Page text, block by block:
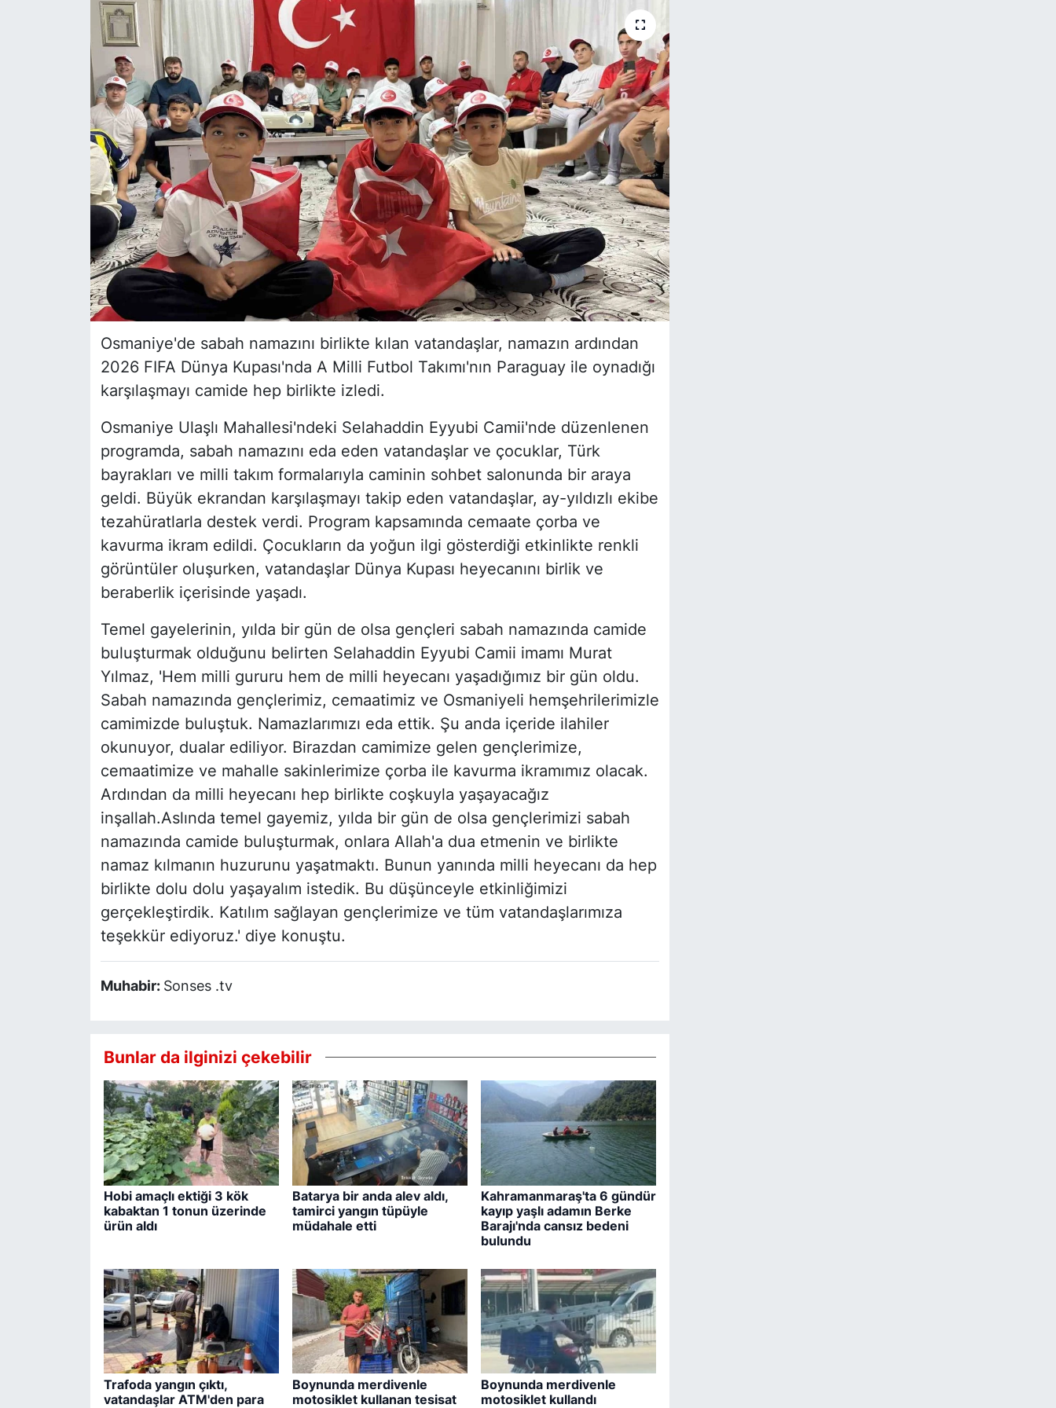
Osmaniye'de sabah namazını birlikte kılan vatandaşlar, namazın ardından
2026 FIFA Dünya Kupası'nda A Milli Futbol Takımı'nın Paraguay ile oynadığı
karşılaşmayı camide hep birlikte izledi.
Osmaniye Ulaşlı Mahallesi'ndeki Selahaddin Eyyubi Camii'nde düzenlenen
programda, sabah namazını eda eden vatandaşlar ve çocuklar, Türk
bayrakları ve milli takım formalarıyla caminin sohbet salonunda bir araya
geldi. Büyük ekrandan karşılaşmayı takip eden vatandaşlar, ay-yıldızlı ekibe
tezahüratlarla destek verdi. Program kapsamında cemaate çorba ve
kavurma ikram edildi. Çocukların da yoğun ilgi gösterdiği etkinlikte renkli
görüntüler oluşurken, vatandaşlar Dünya Kupası heyecanını birlik ve
beraberlik içerisinde yaşadı.
Temel gayelerinin, yılda bir gün de olsa gençleri sabah namazında camide
buluşturmak olduğunu belirten Selahaddin Eyyubi Camii imamı Murat
Yılmaz, 'Hem milli gururu hem de milli heyecanı yaşadığımız bir gün oldu.
Sabah namazında gençlerimiz, cemaatimiz ve Osmaniyeli hemşehrilerimizle
camimizde buluştuk. Namazlarımızı eda ettik. Şu anda içeride ilahiler
okunuyor, dualar ediliyor. Birazdan camimize gelen gençlerimize,
cemaatimize ve mahalle sakinlerimize çorba ile kavurma ikramımız olacak.
Ardından da milli heyecanı hep birlikte coşkuyla yaşayacağız
inşallah.Aslında temel gayemiz, yılda bir gün de olsa gençlerimizi sabah
namazında camide buluşturmak, onlara Allah'a dua etmenin ve birlikte
namaz kılmanın huzurunu yaşatmaktı. Bunun yanında milli heyecanı da hep
birlikte dolu dolu yaşayalım istedik. Bu düşünceyle etkinliğimizi
gerçekleştirdik. Katılım sağlayan gençlerimize ve tüm vatandaşlarımıza
teşekkür ediyoruz.' diye konuştu.
Muhabir: Sonses .tv
Bunlar da ilginizi çekebilir
Hobi amaçlı ektiği 3 kök
kabaktan 1 tonun üzerinde
ürün aldı
Batarya bir anda alev aldı,
tamirci yangın tüpüyle
müdahale etti
Kahramanmaraş'ta 6 gündür
kayıp yaşlı adamın Berke
Barajı'nda cansız bedeni
bulundu
Trafoda yangın çıktı,
vatandaşlar ATM'den para
Boynunda merdivenle
motosiklet kullanan tesisat
Boynunda merdivenle
motosiklet kullandı
YEREL HABER
Haberde insan
Tanıtım